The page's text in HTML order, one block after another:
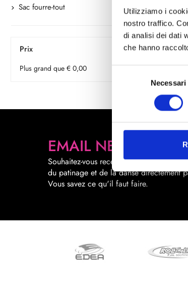
Utilizziamo i
nostro traffico.
di analisi dei dati
che hanno
Necessari
Sac fourre-tout
Prix
Plus grand que € 0,00
EMAIL NEWSLETTER
Souhaitez-vous recevoir des promotions
du patinage et de la danse directement
Vous savez ce qu'il faut faire.